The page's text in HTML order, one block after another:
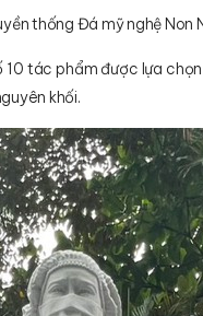
thống Đá mỹ nghệ Non
tác phẩm được lựa
khối.